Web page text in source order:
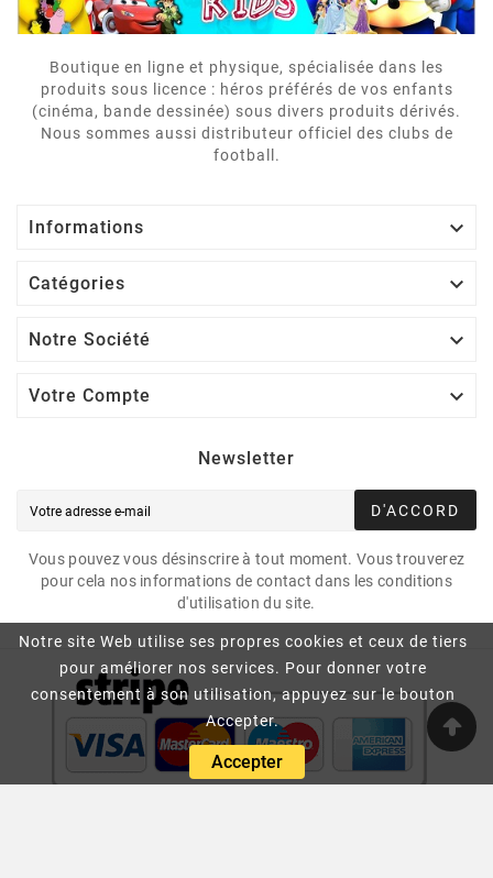
Notre site Web utilise ses propres cookies et ceux de tiers
pour améliorer nos services. Pour donner votre
consentement à son utilisation, appuyez sur le bouton
Accepter.
Accepter
Boutique en ligne et physique, spécialisée dans les
produits sous licence : héros préférés de vos enfants
(cinéma, bande dessinée) sous divers produits dérivés.
Nous sommes aussi distributeur officiel des clubs de
football.
Informations 
Catégories 
Notre Société 
Votre Compte 
Newsletter
D'ACCORD
Vous pouvez vous désinscrire à tout moment. Vous trouverez
pour cela nos informations de contact dans les conditions
d'utilisation du site.